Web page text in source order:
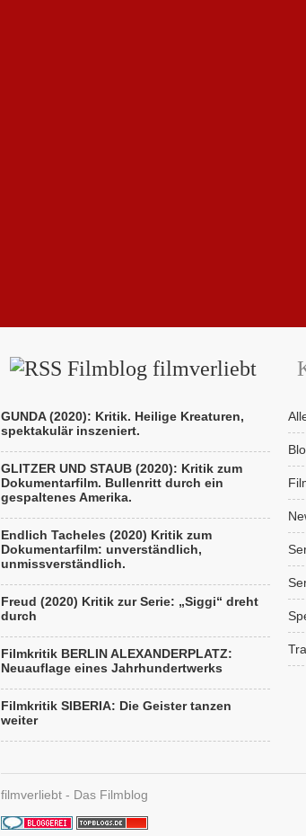
Filmblog filmverliebt
GUNDA (2020): Kritik. Heilige Kreaturen,
spektakulär inszeniert.
GLITZER UND STAUB (2020): Kritik zum
Dokumentarfilm. Bullenritt durch ein
gespaltenes Amerika.
Endlich Tacheles (2020) Kritik zum
Dokumentarfilm: unverständlich,
unmissverständlich.
Freud (2020) Kritik zur Serie: „Siggi“ dreht
durch
Filmkritik BERLIN ALEXANDERPLATZ:
Neuauflage eines Jahrhundertwerks
Filmkritik SIBERIA: Die Geister tanzen
weiter
filmverliebt - Das Filmblog